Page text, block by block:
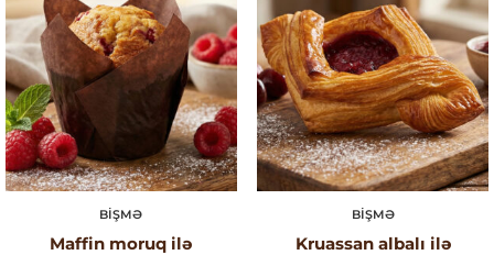
BIŞMƏ
Maffin moruq ilə
BIŞMƏ
Kruassan albalı ilə